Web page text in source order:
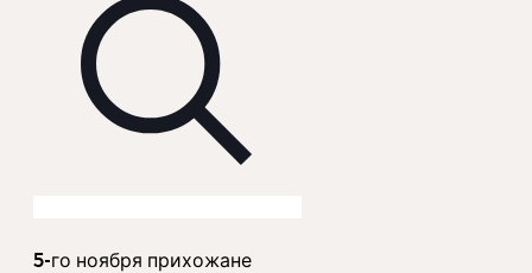
5-го ноября прихожане